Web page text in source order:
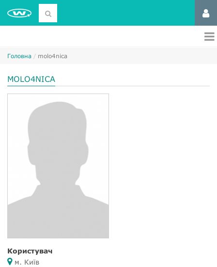
Головна molo4nica
MOLO4NICA
Користувач
м. Київ